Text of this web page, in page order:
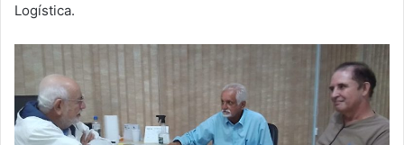
Logística.